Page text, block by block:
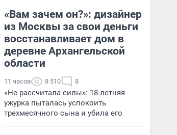
«Вам зачем он?»: дизайнер
из Москвы за свои деньги
восстанавливает дом в
деревне Архангельской
области
11 часов 8 510 8
«Не рассчитала силы»: 18-летняя
ужурка пыталась успокоить
трехмесячного сына и убила его